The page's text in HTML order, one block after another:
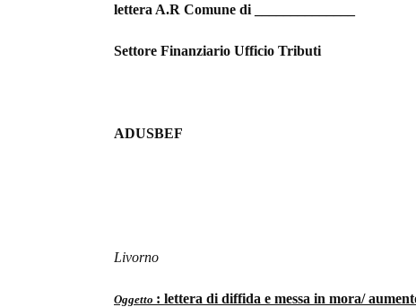
lettera A.R Comune di ______________
Settore Finanziario Ufficio Tributi
ADUSBEF
Livorno
Oggetto : lettera di diffida e messa in mora/